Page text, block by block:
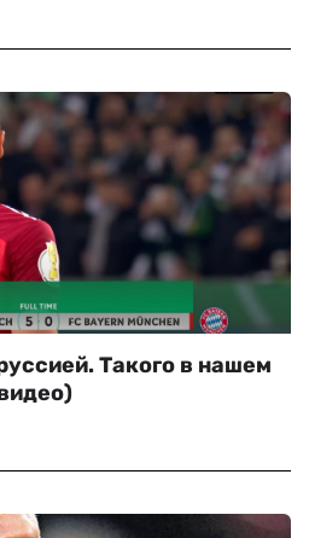
Такого в нашем